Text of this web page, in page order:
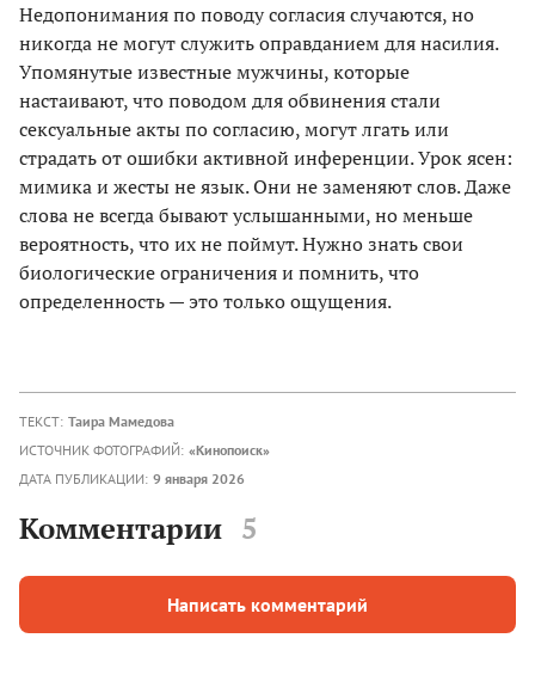
Недопонимания по поводу согласия случаются, но
никогда не могут служить оправданием для насилия.
Упомянутые известные мужчины, которые
настаивают, что поводом для обвинения стали
сексуальные акты по согласию, могут лгать или
страдать от ошибки активной инференции. Урок ясен:
мимика и жесты не язык. Они не заменяют слов. Даже
слова не всегда бывают услышанными, но меньше
вероятность, что их не поймут. Нужно знать свои
биологические ограничения и помнить, что
определенность — это только ощущения.
ТЕКСТ: Таира Мамедова
ИСТОЧНИК ФОТОГРАФИЙ: «Кинопоиск»
ДАТА ПУБЛИКАЦИИ: 9 января 2026
Комментарии 5
Написать комментарий